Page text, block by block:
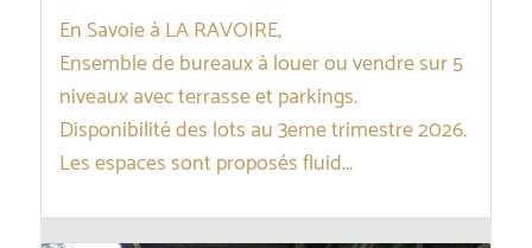
En Savoie à LA RAVOIRE,
Ensemble de bureaux à louer ou vendre sur 5
niveaux avec terrasse et parkings.
Disponibilité des lots au 3eme trimestre 2026.
Les espaces sont proposés fluid...